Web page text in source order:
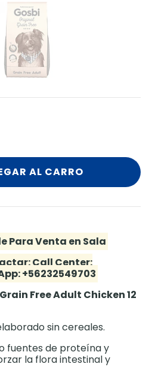
AL CARRO
Para Venta en Sala
Call Center:
+56232549703
Free Adult Chicken 12
sin cereales.
fuentes de proteína y
la flora intestinal y